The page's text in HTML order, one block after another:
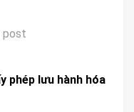
post
phép lưu hành hóa